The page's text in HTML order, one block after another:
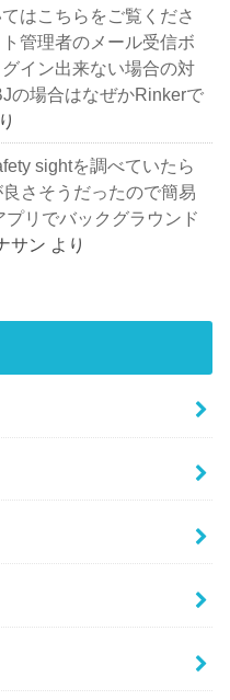
はこちらをご覧くださ
管理者のメール受信ボ
イン出来ない場合の対
の場合はなぜかRinkerで
sightを調べていたら
さそうだったので簡易
リでバックグラウンド
サン より